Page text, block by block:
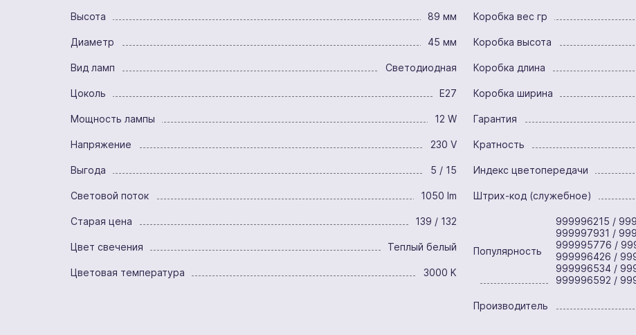
Высота 89 мм
Диаметр 45 мм
Вид ламп Светодиодная
Цоколь E27
Мощность лампы 12 W
Напряжение 230 V
Выгода 5 / 15
Световой поток 1050 lm
Старая цена 139 / 132
Цвет свечения Теплый белый
Цветовая температура 3000 K
Коробка вес гр
Коробка высота
Коробка длина
Коробка ширина
Гарантия
Кратность
Индекс цветопередачи
Штрих-код (служебное)
Популярность
999996215 /
999997931 /
999995776 /
999996426 /
999996534 /
999996592 /
Производитель